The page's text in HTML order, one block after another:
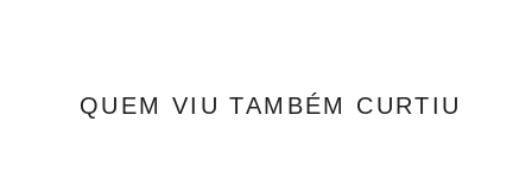
QUEM VIU TAMBÉM CURTIU